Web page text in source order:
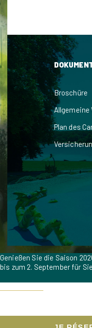
Broschüre
Allgemeine
Plan des
Genießen Sie die Saison
bis zum 2. September für
unsere Gäste zu
August 2026 nicht erlaubt.